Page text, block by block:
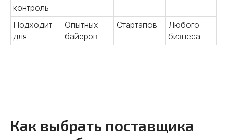
контроль
Подходит
для
Опытных
байеров
Стартапов
Любого
бизнеса
Как выбрать поставщика